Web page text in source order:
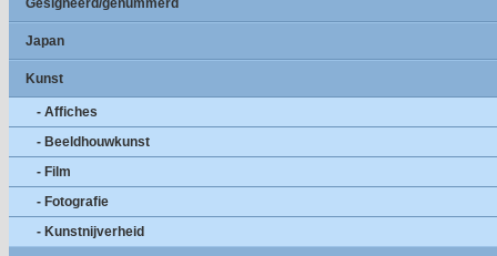
Gesigneerd/genummerd
Japan
Kunst
- Affiches
- Beeldhouwkunst
- Film
- Fotografie
- Kunstnijverheid